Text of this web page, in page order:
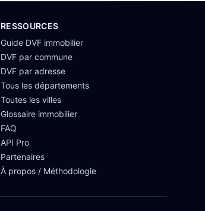
RESSOURCES
Guide DVF immobilier
DVF par commune
DVF par adresse
Tous les départements
Toutes les villes
Glossaire immobilier
FAQ
API Pro
Partenaires
À propos / Méthodologie